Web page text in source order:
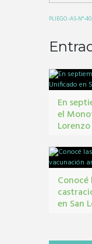
PLIEGO.-AS-N°-
En
el
Lorenzo
Unificado
Conocé
en San